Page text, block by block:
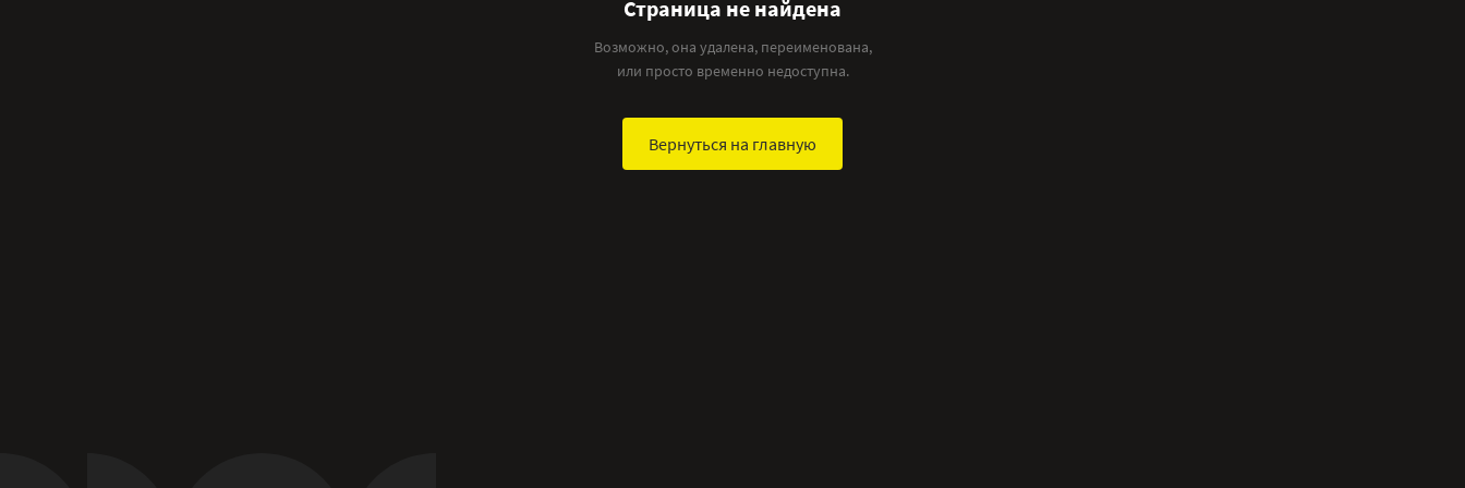
Страница не найдена
Возможно, она удалена, переименована,
или просто временно недоступна.
Вернуться на главную